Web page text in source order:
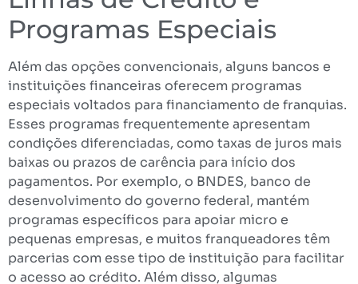
Programas Especiais
Além das opções convencionais, alguns bancos e
instituições financeiras oferecem programas
especiais voltados para financiamento de franquias.
Esses programas frequentemente apresentam
condições diferenciadas, como taxas de juros mais
baixas ou prazos de carência para início dos
pagamentos. Por exemplo, o BNDES, banco de
desenvolvimento do governo federal, mantém
programas específicos para apoiar micro e
pequenas empresas, e muitos franqueadores têm
parcerias com esse tipo de instituição para facilitar
o acesso ao crédito. Além disso, algumas